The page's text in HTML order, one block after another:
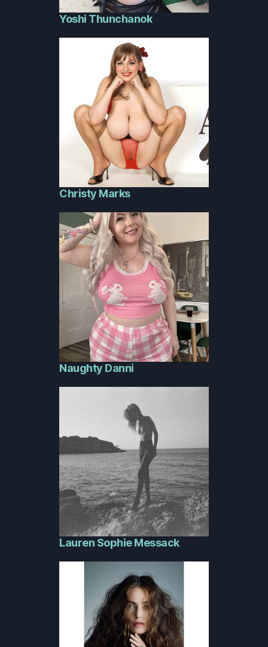
Yoshi Thunchanok
Christy Marks
Naughty Danni
Lauren Sophie Messack